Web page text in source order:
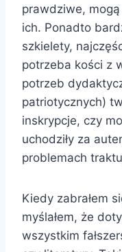
prawdziwe,
ich. Ponadto
szkielety,
potrzeba kości z
potrzeb
patriotycznych)
inskrypcje, czy
uchodziły za
problemach
Kiedy zabrałem
myślałem, że
wszystkim